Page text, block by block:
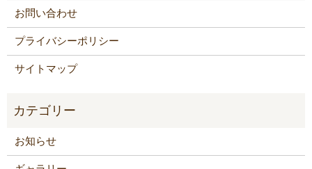
お問い合わせ
プライバシーポリシー
サイトマップ
お知らせ